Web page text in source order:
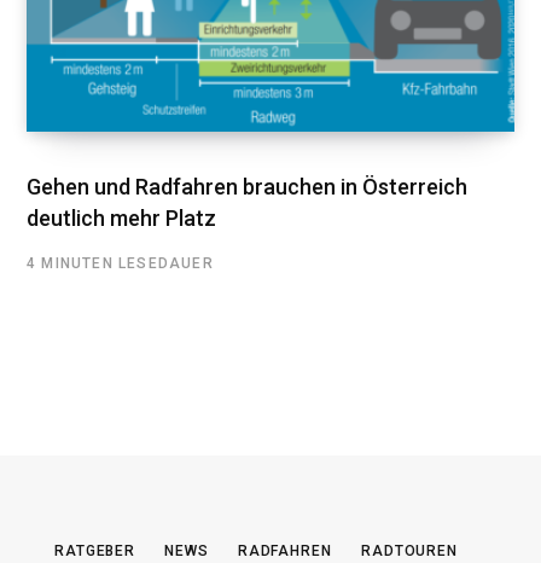
Gehen und Radfahren brauchen in Österreich
deutlich mehr Platz
4 MINUTEN LESEDAUER
RATGEBER NEWS RADFAHREN RADTOUREN